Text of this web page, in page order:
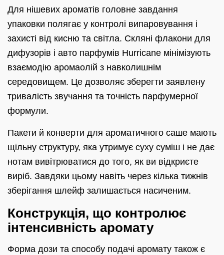
Для нішевих ароматів головне завдання
упаковки полягає у контролі випаровування і
захисті від кисню та світла. Скляні флакони для
дифузорів і авто парфумів Hurricane мінімізують
взаємодію аромаолій з навколишнім
середовищем. Це дозволяє зберегти заявлену
тривалість звучання та точність парфумерної
формули.
Пакети й конверти для ароматичного саше мають
щільну структуру, яка утримує суху суміш і не дає
нотам вивітрюватися до того, як ви відкриєте
виріб. Завдяки цьому навіть через кілька тижнів
зберігання шлейф залишається насиченим.
Конструкція, що контролює
інтенсивність аромату
Форма дози та способу подачі аромату також є